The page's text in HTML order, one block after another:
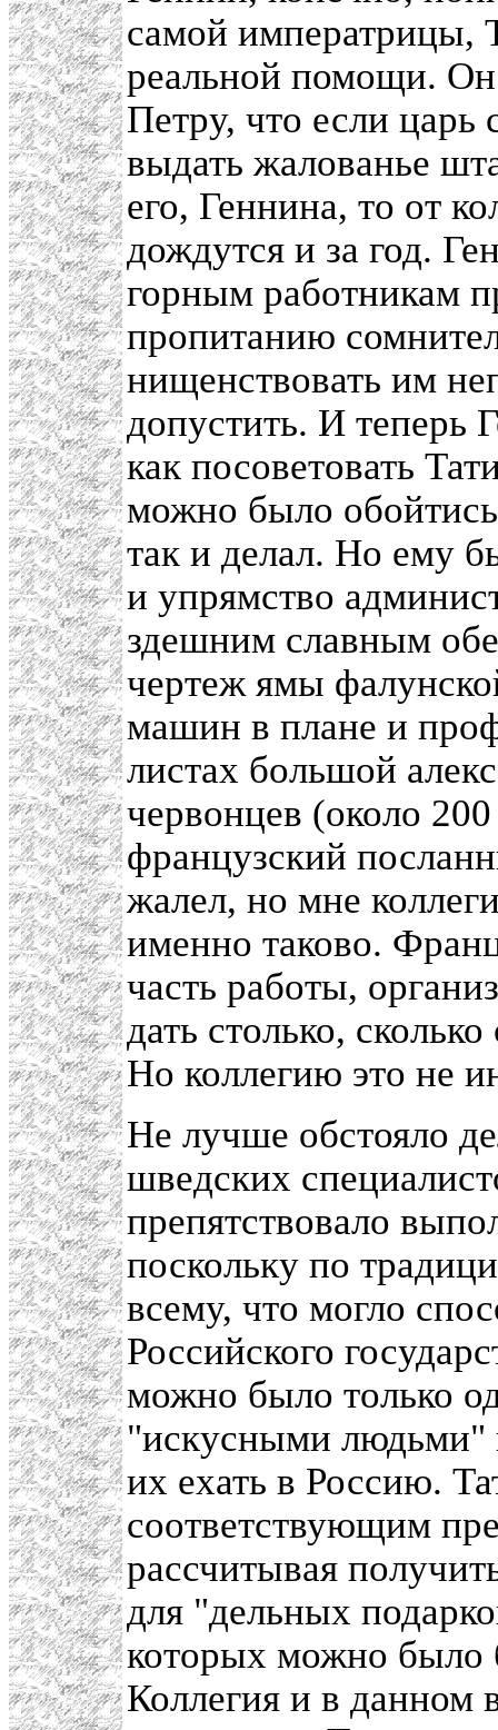
самой императрицы,
реальной помощи. Он
Петру, что если царь
выдать жалованье
его, Геннина, то от
дождутся и за год.
горным работникам
пропитанию
нищенствовать им
допустить. И теперь
как посоветовать
можно было
так и делал. Но ему
и упрямство
здешним славным
чертеж ямы
машин в плане и
листах большой
червонцев (около
французский
жалел, но мне
именно таково.
часть работы,
дать столько,
Но коллегию это не
Не лучше обстояло
шведских
препятствовало
поскольку по
всему, что могло
Российского
можно было только
"искусными людьми"
их ехать в Россию.
соответствующим
рассчитывая
для "дельных
которых можно было
Коллегия и в данном